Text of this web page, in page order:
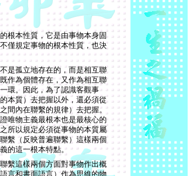
根本性質，它是由事物本身固
僅規定事物的根本性質，也決
是孤立地存在的，而是相互聯
作為個體存在，又作為相互聯
環。因此，為了認識客觀事
本質）去把握以外，還必須從
間內在聯繫的規律）去把握。
唯物主義最根本也是最核心的
所以規定必須從事物的本質屬
繫（反映普遍聯繫）這樣兩個
的這一根本特點。
繫這樣兩個方面對事物作出概
言和書面語言）作為思維的物